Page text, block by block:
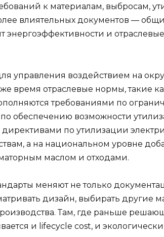
к материалам, выбросам,
влиятельных документов —
энергоэффективности и
управления воздействием на
время отраслевые нормы, такие
требованиями по
обеспечению возможности
директивами по утилизации
а на национальном уровне
маслом и отходами.
меняют не только
дизайн, выбирать другие
Там, где раньше
и lifecycle cost, и